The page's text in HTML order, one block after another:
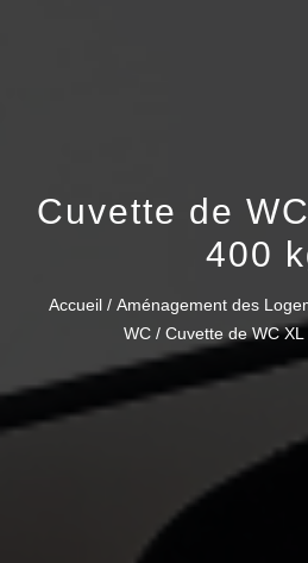
Cuvette de
400
Accueil/ Aménagement des
WC/ Cuvette de WC XL